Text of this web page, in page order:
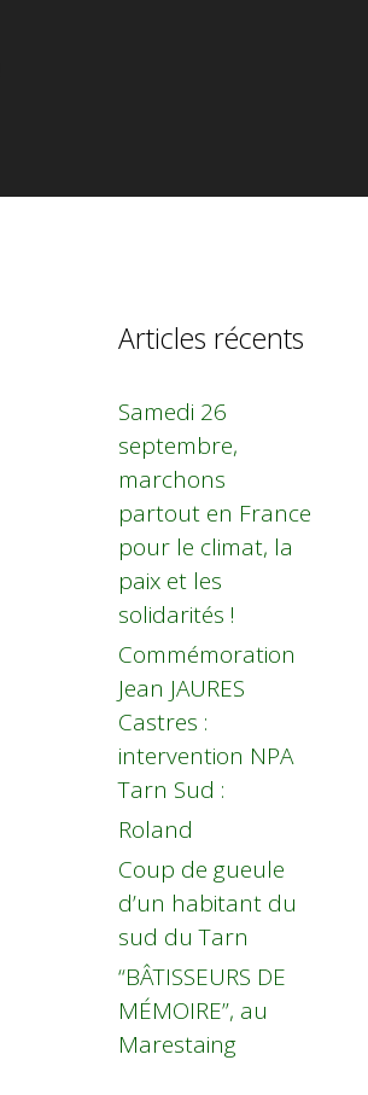
Articles récents
Samedi 26
septembre,
marchons
partout en France
pour le climat, la
paix et les
solidarités !
Commémoration
Jean JAURES
Castres :
intervention NPA
Tarn Sud :
Roland
Coup de gueule
d’un habitant du
sud du Tarn
“BÂTISSEURS DE
MÉMOIRE”, au
Marestaing